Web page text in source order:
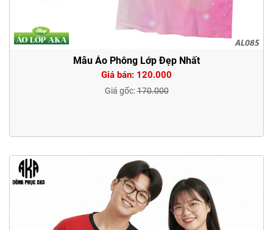
Mẫu Áo Phông Lớp Đẹp Nhất
Giá bán: 120.000
Giá gốc:170.000